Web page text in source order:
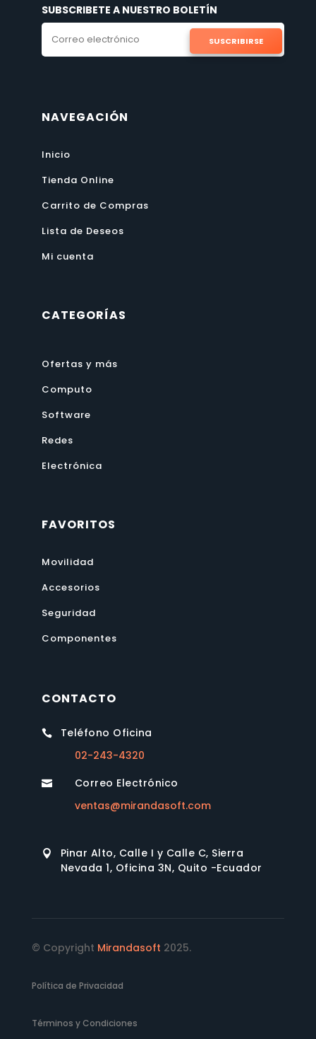
SUBSCRIBETE A NUESTRO BOLETÍN
SUSCRIBIRSE
NAVEGACIÓN
Inicio
Tienda Online
Carrito de Compras
Lista de Deseos
Mi cuenta
CATEGORÍAS
Ofertas y más
Computo
Software
Redes
Electrónica
FAVORITOS
Movilidad
Accesorios
Seguridad
Componentes
CONTACTO

Teléfono Oficina
02-243-4320

Correo Electrónico
ventas@mirandasoft.com

Pinar Alto, Calle I y Calle C, Sierra
Nevada 1, Oficina 3N, Quito -Ecuador
© Copyright Mirandasoft 2025.
Política de Privacidad
Términos y Condiciones